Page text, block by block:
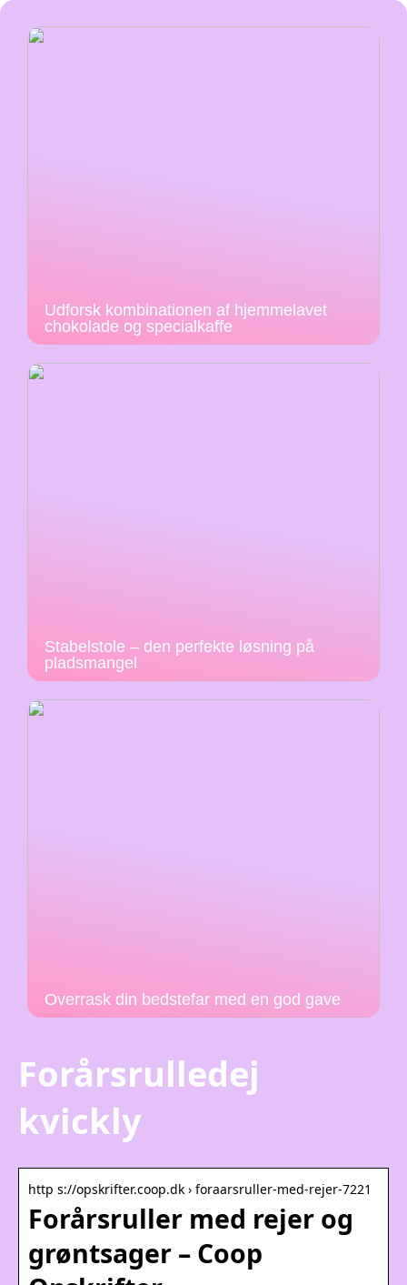
Udforsk kombinationen af hjemmelavet
chokolade og specialkaffe
Stabelstole – den perfekte løsning på
pladsmangel
Overrask din bedstefar med en god gave
Forårsrulledej
kvickly
http s://opskrifter.coop.dk › foraarsruller-med-rejer-7221
Forårsruller med rejer og
grøntsager – Coop